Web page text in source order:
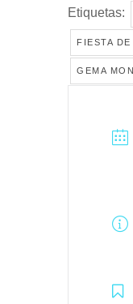
Etiquetas:
FIESTA
GEMA